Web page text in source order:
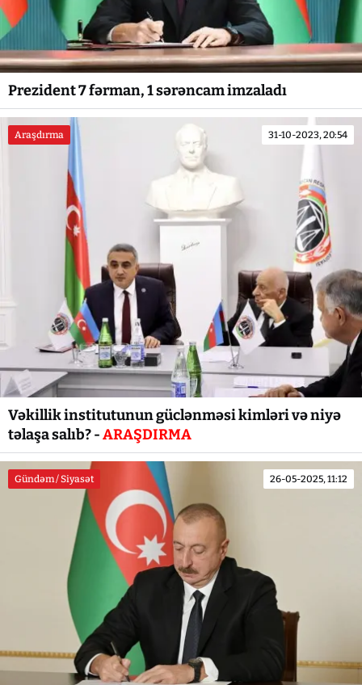
Prezident 7 fərman, 1 sərəncam imzaladı
Araşdırma 31-10-2023, 20:54
Vəkillik institutunun güclənməsi kimləri və niyə
təlaşa salıb? -ARAŞDIRMA
Gündəm / Siyasət 26-05-2025, 11:12